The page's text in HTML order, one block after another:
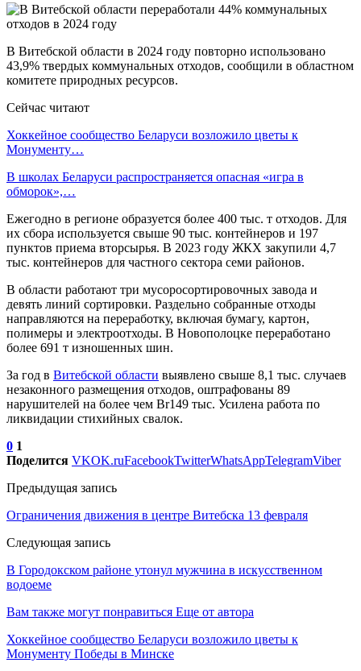
В Витебской области в 2024 году повторно использовано
43,9% твердых коммунальных отходов, сообщили в областном
комитете природных ресурсов.
Сейчас читают
Хоккейное сообщество Беларуси возложило цветы к
Монументу…
В школах Беларуси распространяется опасная «игра в
обморок»,…
Ежегодно в регионе образуется более 400 тыс. т отходов. Для
их сбора используется свыше 90 тыс. контейнеров и 197
пунктов приема вторсырья. В 2023 году ЖКХ закупили 4,7
тыс. контейнеров для частного сектора семи районов.
В области работают три мусоросортировочных завода и
девять линий сортировки. Раздельно собранные отходы
направляются на переработку, включая бумагу, картон,
полимеры и электроотходы. В Новополоцке переработано
более 691 т изношенных шин.
За год в Витебской области выявлено свыше 8,1 тыс. случаев
незаконного размещения отходов, оштрафованы 89
нарушителей на более чем Br149 тыс. Усилена работа по
ликвидации стихийных свалок.
0 1
Поделится VKOK.ruFacebookTwitterWhatsAppTelegramViber
Предыдущая запись
Ограничения движения в центре Витебска 13 февраля
Следующая запись
В Городокском районе утонул мужчина в искусственном
водоеме
Вам также могут понравиться Еще от автора
Хоккейное сообщество Беларуси возложило цветы к
Монументу Победы в Минске